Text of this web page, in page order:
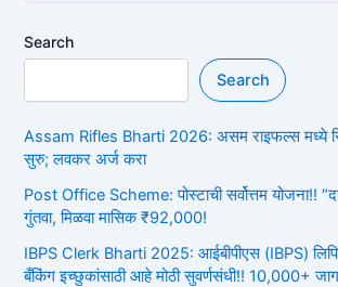
Search
Search
Assam Rifles Bharti 2026: असम राइफल्स मध्ये
सुरु; लवकर अर्ज करा
Post Office Scheme: पोस्टाची सर्वोत्तम योजना!!
गुंतवा, मिळवा मासिक ₹92,000!
IBPS Clerk Bharti 2025: आईबीपीएस (IBPS)
बँकिंग इच्छुकांसाठी आहे मोठी सुवर्णसंधी!! 10,000+